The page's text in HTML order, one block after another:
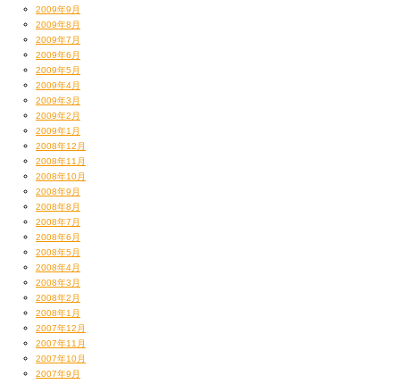
2009年9月
2009年8月
2009年7月
2009年6月
2009年5月
2009年4月
2009年3月
2009年2月
2009年1月
2008年12月
2008年11月
2008年10月
2008年9月
2008年8月
2008年7月
2008年6月
2008年5月
2008年4月
2008年3月
2008年2月
2008年1月
2007年12月
2007年11月
2007年10月
2007年9月